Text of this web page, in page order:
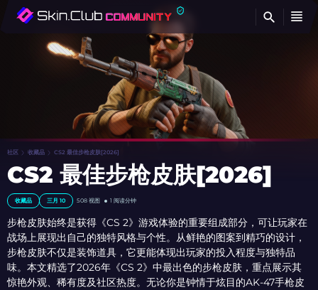
社区 收藏品 CS2 最佳步枪皮肤[2026]
CS2 最佳步枪皮肤[2026]
收藏品 三月 10 508 视图 1 阅读分钟
步枪皮肤始终是获得《CS 2》游戏体验的重要组成部分，可让玩家在
战场上展现出自己的独特风格与个性。从鲜艳的图案到精巧的设计，
步枪皮肤不仅是装饰道具，它更能体现出玩家的投入程度与独特品
味。本文精选了2026年《CS 2》中最出色的步枪皮肤，重点展示其
惊艳外观、稀有度及社区热度。无论你是钟情于炫目的AK-47手枪皮